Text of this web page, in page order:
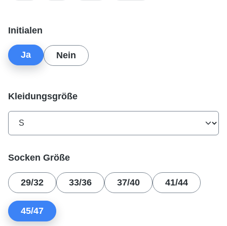
Initialen
Ja Nein
Kleidungsgrößeauswählen
Socken Größeauswählen
29/32 33/36 37/40 41/44
45/47